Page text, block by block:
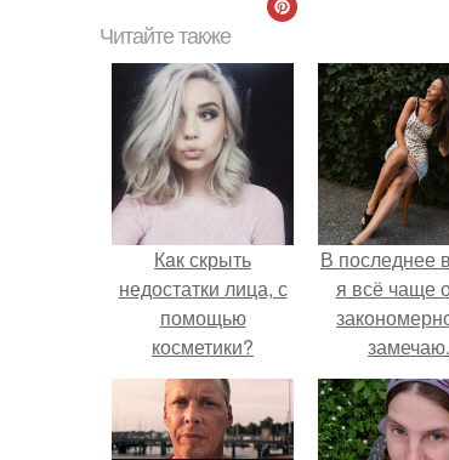
Читайте также
Кaк скрыть
недостатки лица, с
помощью
косметики?
В последнее
я всё чаще
замечаю.